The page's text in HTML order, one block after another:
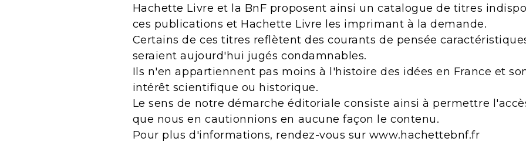
Hachette Livre et la BnF proposent ainsi un catalogue de titres
ces publications et Hachette Livre les imprimant à la demande.
Certains de ces titres reflètent des courants de pensée
seraient aujourd'hui jugés condamnables.
Ils n'en appartiennent pas moins à l'histoire des idées en France et
intérêt scientifique ou historique.
Le sens de notre démarche éditoriale consiste ainsi à permettre
que nous en cautionnions en aucune façon le contenu.
Pour plus d'informations, rendez-vous sur www.hachettebnf.fr